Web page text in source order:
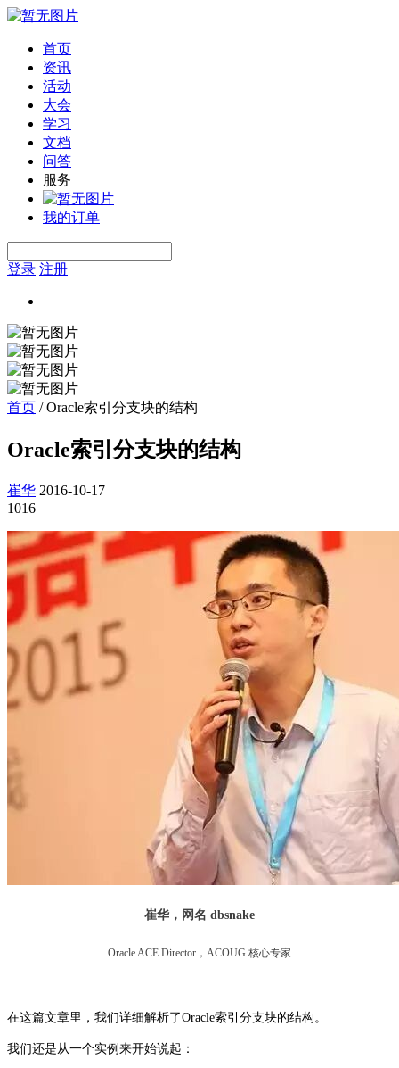
首页
资讯
活动
大会
学习
文档
问答
服务
我的订单
登录 注册
首页 /Oracle索引分支块的结构
Oracle索引分支块的结构
崔华 2016-10-17
1016
崔华，网名 dbsnake
Oracle ACE Director，ACOUG 核心专家
在这篇文章里，我们详细解析了Oracle索引分支块的结构。
我们还是从一个实例来开始说起：